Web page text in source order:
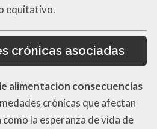
equitativo.
crónicas asociadas
alimentacion consecuencias
crónicas que afectan
la esperanza de vida de